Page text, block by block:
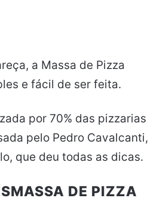
a Massa de Pizza
e fácil de ser feita.
por 70% das pizzarias
pelo Pedro Cavalcanti,
que deu todas as dicas.
DE PIZZA